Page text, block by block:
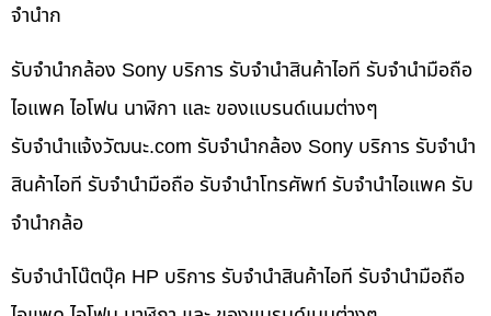
จำนำก
รับจำนำกล้อง Sony บริการ รับจำนำสินค้าไอที รับจำนำมือถือ
ไอแพค ไอโฟน นาฬิกา และ ของแบรนด์เนมต่างๆ
รับจํานําแจ้งวัฒนะ.com รับจำนำกล้อง Sony บริการ รับจำนำ
สินค้าไอที รับจำนำมือถือ รับจำนำโทรศัพท์ รับจำนำไอแพค รับ
จำนำกล้อ
รับจำนำโน๊ตบุ๊ค HP บริการ รับจำนำสินค้าไอที รับจำนำมือถือ